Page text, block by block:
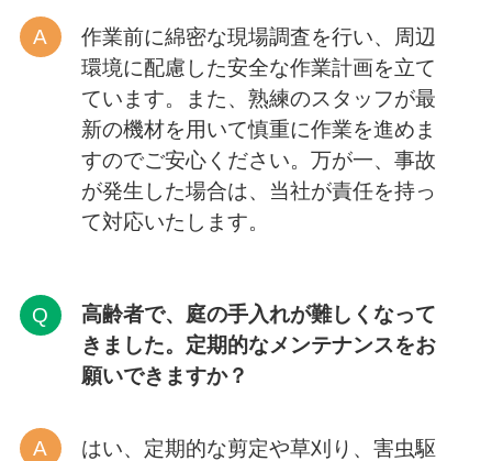
作業前に綿密な現場調査を行い、周辺
環境に配慮した安全な作業計画を立て
ています。また、熟練のスタッフが最
新の機材を用いて慎重に作業を進めま
すのでご安心ください。万が一、事故
が発生した場合は、当社が責任を持っ
て対応いたします。
高齢者で、庭の手入れが難しくなって
きました。定期的なメンテナンスをお
願いできますか？
はい、定期的な剪定や草刈り、害虫駆